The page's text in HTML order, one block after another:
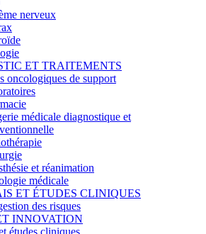
nerveux
ET TRAITEMENTS
oncologiques de support
médicale diagnostique et
et réanimation
médicale
ET ÉTUDES CLINIQUES
des risques
INNOVATION
études cliniques